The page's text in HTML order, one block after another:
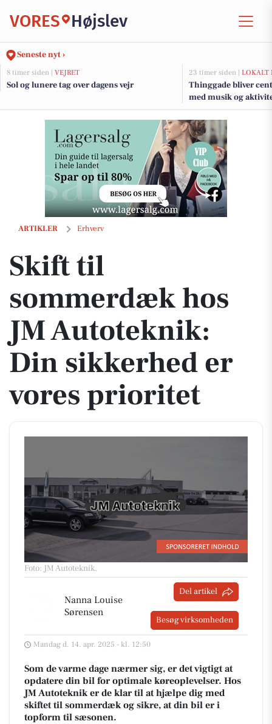
VORES Højslev
Seneste nyt ›
8 timer siden | VEJRET
Sol og lunere tag over dagens vejr
23 timer siden | LOKALT
Thinggade bliver
med musik og
års jubilæum
ARTIKLER Erhverv
Skift til sommerdæk hos JM Autoteknik: Din sikkerhed er vores
Skift til
sommerdæk hos
JM Autoteknik:
Din sikkerhed er
vores prioritet
Foto: JM Autoteknik.
Nanna Louise
Sørensen
Del artikel
Besøg virksomheden
Mandag d. 14. apr. 2025 - kl. 12:50
Som de varme dage nærmer sig, er det vigtigt at
opdatere din bil for optimale køreoplevelser. Hos
JM Autoteknik er de klar til at hjælpe dig med
skiftet til sommerdæk og sikre, at din bil er i
topform til sæsonen.